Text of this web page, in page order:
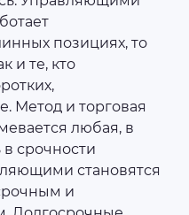
позициях, то
и те, кто
Метод и торговая
любая, в
срочности
становятся
и